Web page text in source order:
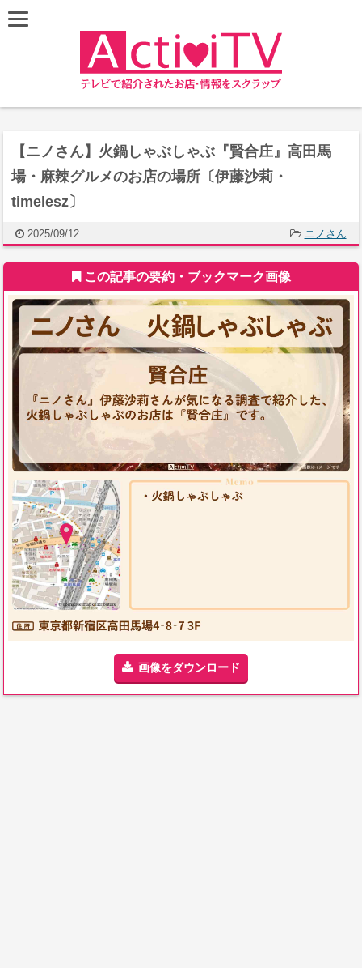
【ニノさん】火鍋しゃぶしゃぶ『賢合庄』高田馬
場・麻辣グルメのお店の場所〔伊藤沙莉・
timelesz〕
2025/09/12 ニノさん
この記事の要約・ブックマーク画像
画像をダウンロード